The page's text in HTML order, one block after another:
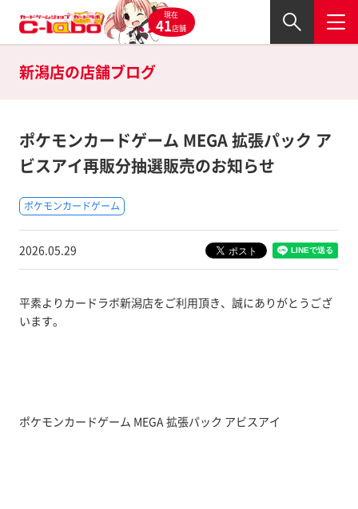
現在
41店舗
新潟店の店舗ブログ
ポケモンカードゲーム MEGA 拡張パック ア
ビスアイ再販分抽選販売のお知らせ
ポケモンカードゲーム
2026.05.29
平素よりカードラボ新潟店をご利用頂き、誠にありがとうござ
います。
ポケモンカードゲーム MEGA 拡張パック アビスアイ